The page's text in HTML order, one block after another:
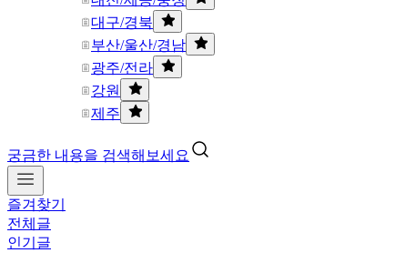
대구/경북
부산/울산/경남
광주/전라
강원
제주
궁금한 내용을 검색해보세요
즐겨찾기
전체글
인기글